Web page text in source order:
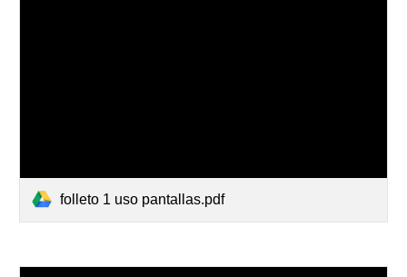
folleto 1 uso pantallas.pdf